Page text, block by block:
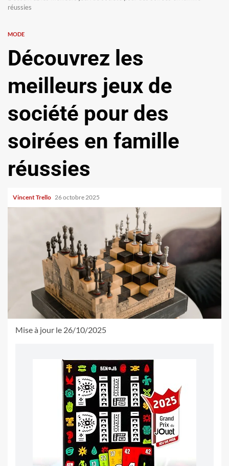
réussies
MODE
Découvrez les
meilleurs jeux de
société pour des
soirées en famille
réussies
Vincent Trello 26 octobre 2025
Mise à jour le 26/10/2025